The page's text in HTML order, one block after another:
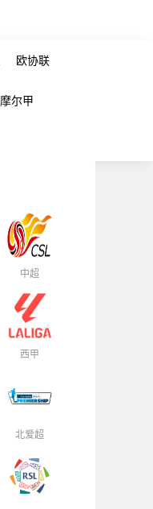
欧协联
摩尔甲
中超
西甲
北爱超